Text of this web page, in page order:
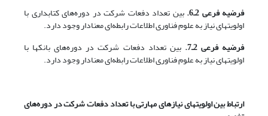
فرضیه فرعی 2ـ6.
بین تعداد دفعات شرکت در دوره‌های کتابداری با
اولویتهای نیاز به علوم فناوری اطلاعات رابطه‌ای معنادار وجود دارد.
فرضیه فرعی 2ـ7.
بین تعداد دفعات شرکت در دوره‌های بانکها با
اولویتهای نیاز به علوم فناوری اطلاعات رابطه‌ای معنادار وجود دارد.
ارتباط بین اولویتهای نیازهای مهارتی با تعداد دفعات شرکت در دوره‌های